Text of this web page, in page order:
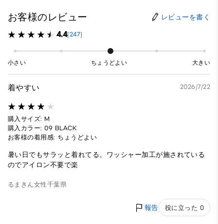
お客様のレビュー レビューを書く
4.4(247)
小さい ちょうどよい 大きい
着やすい 2026/7/22
購入サイズ: M
購入カラー: 09 BLACK
お客様の着用感: ちょうどよい
暑い日でもサラッと着れてる。ワッシャー加工が施されている
のでアイロン不要で楽
るまきん女性千葉県
報告 役に立った 0